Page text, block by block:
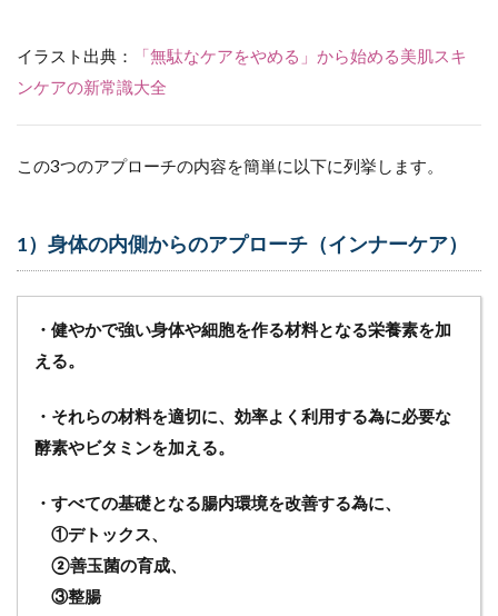
イラスト出典：
「無駄なケアをやめる」から始める美肌スキ
ンケアの新常識大全
この3つのアプローチの内容を簡単に以下に列挙します。
1）身体の内側からのアプローチ（インナーケア）
・健やかで強い身体や細胞を作る材料となる栄養素を加
える。
・それらの材料を適切に、効率よく利用する為に必要な
酵素やビタミンを加える。
・すべての基礎となる腸内環境を改善する為に、
①デトックス、
②善玉菌の育成、
③整腸